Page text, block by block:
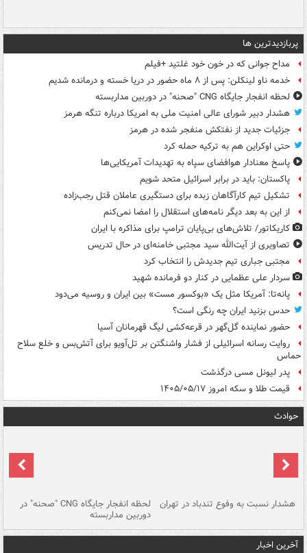
پربازدیدترین ها
مداح جوانی که در خون خود غلتید +فیلم
خدمه ناو لینکلن: پس از ۸ ماه حضور در دریا خسته و درمانده‌ شدیم
لحظه انفجار جایگاه CNG "صحنه" در دوربین مداربسته
هشدار دبیر شورای عالی امنیت ملی به امریکا درباره تنگه هرمز
جزئیات جدید از نفتکش منفجر شده در هرمز
حتی اوکراین هم به ترکیه حمله کرد
پاسخ معنادار هوافضای سپاه به تهدیدات آمریکایی‌ها
پاکستان: باید در برابر اسرائیل متحد شویم
تشکیل تیم کارآگاهان زبده برای دستگیری عاملان قتل رجب‌زاده
از این به بعد دیگر نامه‌های استقلال را امضا نمی‌کنم
کاریکاتور/ تلاش‌های بی‌پایان ترامپ برای مذاکره با ایران
تصاویری از آیت‌الله سید مجتبی خامنه‌ای در حال تدریس
مجتبی جباری تیم جدیدش را انتخاب کرد
سردار علی عظمایی در کنار دو فرمانده شهید
پانه‌تا: آمریکا مثل یک «بوکسور مست» بین ایران و روسیه می‌دود
حدس بزنید ایران چه رنگی است؟
حضور نماینده گل‌گهر در قرعه‌کشی لیگ قهرمانان آسیا
روایت رسانه اسرائیلی از فشار واشنگتن بر تل‌آویو برای آتش‌بس و خلع سلاح
حماس
پدر لیونل مسی درگذشت
قیمت طلا و سکه امروز ۱۴۰۵/۰۵/۱۷
حوادث
هشدار نسبت به وفوع تندباد در تهران لحظه انفجار جایگاه CNG "صحنه" در
دوربین مداربسته
آخرین اخبار